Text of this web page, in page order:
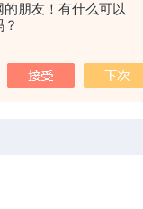
的朋友！有什么可以